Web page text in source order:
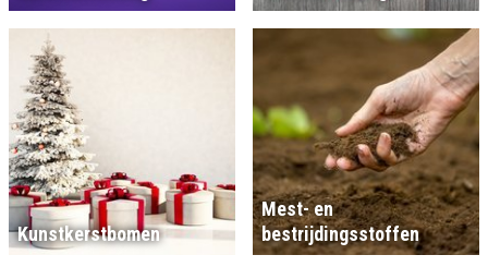
Kunstkerstbomen
Mest- en
bestrijdingsstoffen